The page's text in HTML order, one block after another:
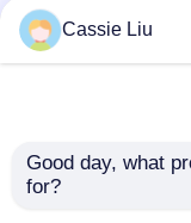
इलेक्ट्रिक
औद्योगिक अनुप्रयोगों के
Cassie Liu
Good day, what
for?